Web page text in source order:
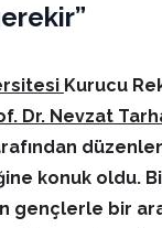
Kurucu
Dr. Nevzat
konuk oldu.
gençlerle bir